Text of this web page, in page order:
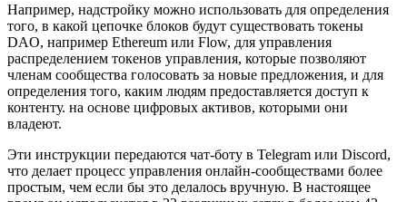
Например, надстройку можно использовать для определения
того, в какой цепочке блоков будут существовать токены
DAO, например Ethereum или Flow, для управления
распределением токенов управления, которые позволяют
членам сообщества голосовать за новые предложения, и для
определения того, каким людям предоставляется доступ к
контенту. на основе цифровых активов, которыми они
владеют.
Эти инструкции передаются чат-боту в Telegram или Discord,
что делает процесс управления онлайн-сообществами более
простым, чем если бы это делалось вручную. В настоящее